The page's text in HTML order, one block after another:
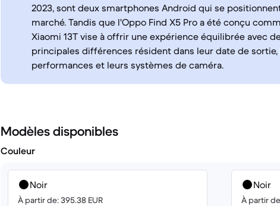
2023, sont deux smartphones Android qui se
marché. Tandis que l'Oppo Find X5 Pro a été conçu
Xiaomi 13T vise à offrir une expérience équilibrée avec
principales différences résident dans leur date de
performances et leurs systèmes de caméra.
Modèles disponibles
Couleur
Noir
À partir de: 395.38 EUR
Noir
À partir